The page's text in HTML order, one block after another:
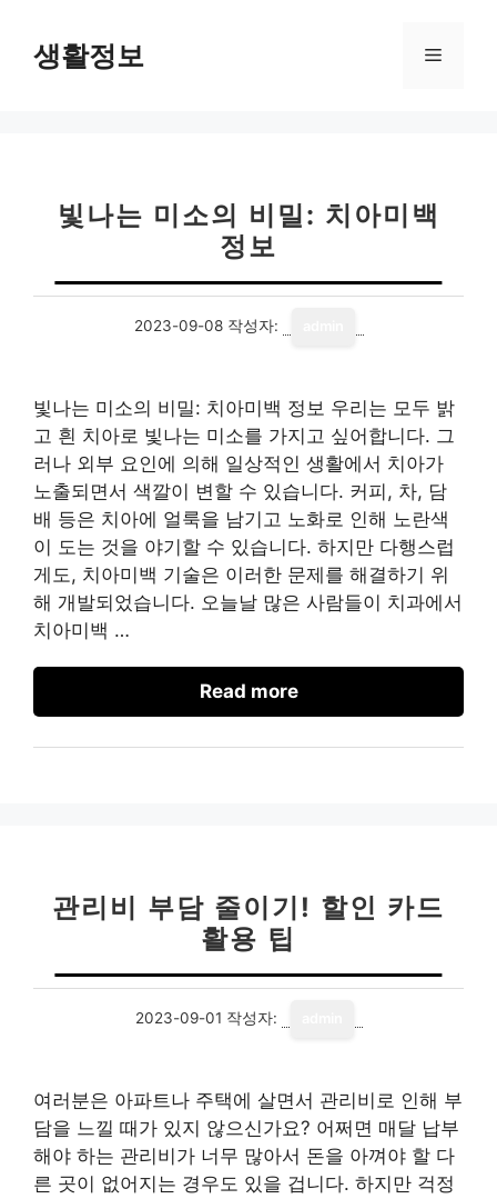
생활정보 메
빛나는 미소의 비밀: 치아미백
정보
2023-09-08 작성자:
빛나는 미소의 비밀: 치아미백 정보 우리는 모두 밝
고 흰 치아로 빛나는 미소를 가지고 싶어합니다. 그
러나 외부 요인에 의해 일상적인 생활에서 치아가
노출되면서 색깔이 변할 수 있습니다. 커피, 차, 담
배 등은 치아에 얼룩을 남기고 노화로 인해 노란색
이 도는 것을 야기할 수 있습니다. 하지만 다행스럽
게도, 치아미백 기술은 이러한 문제를 해결하기 위
해 개발되었습니다. 오늘날 많은 사람들이 치과에서
치아미백 …
Read more
관리비 부담 줄이기! 할인 카드
활용 팁
2023-09-01 작성자:
여러분은 아파트나 주택에 살면서 관리비로 인해 부
담을 느낄 때가 있지 않으신가요? 어쩌면 매달 납부
해야 하는 관리비가 너무 많아서 돈을 아껴야 할 다
른 곳이 없어지는 경우도 있을 겁니다. 하지만 걱정